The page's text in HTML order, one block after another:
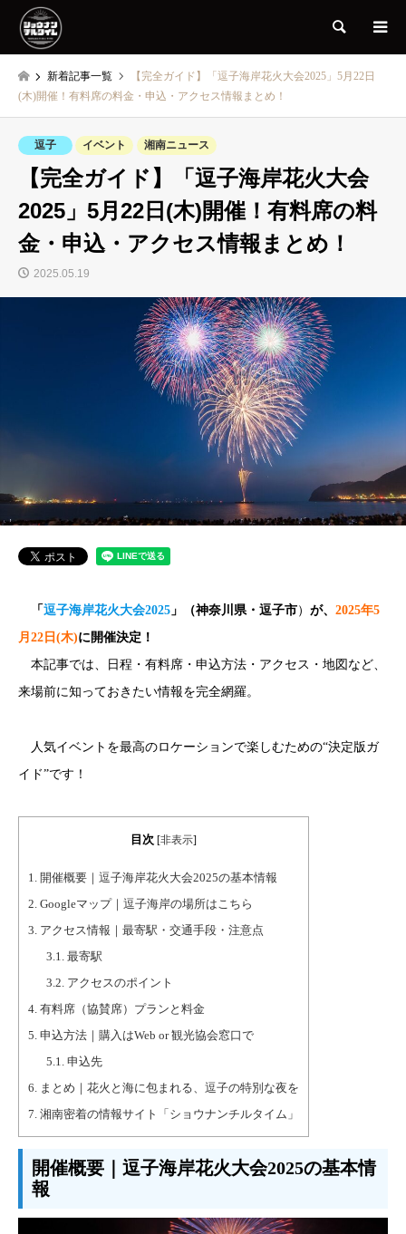
検索
新着記事一覧
【完全ガイド】「逗子海岸花火大会2025」5月22日
(木)開催！有料席の料金・申込・アクセス情報まとめ！
逗子 イベント 湘南ニュース
【完全ガイド】「逗子海岸花火大会
2025」5月22日(木)開催！有料席の料
金・申込・アクセス情報まとめ！
2025.05.19
「 逗子海岸花火大会2025 」（神奈川県・逗子市） が、 2025年5
月22日(木)に開催決定！
本記事では、日程・有料席・申込方法・アクセス・地図など、
来場前に知っておきたい情報を完全網羅。
人気イベントを最高のロケーションで楽しむための“決定版ガ
イド”です！
目次 [非表示]
1. 開催概要｜逗子海岸花火大会2025の基本情報
2. Googleマップ｜逗子海岸の場所はこちら
3. アクセス情報｜最寄駅・交通手段・注意点
3.1.最寄駅
3.2.アクセスのポイント
4. 有料席（協賛席）プランと料金
5. 申込方法｜購入はWeb or 観光協会窓口で
5.1.申込先
6. まとめ｜花火と海に包まれる、逗子の特別な夜を
7. 湘南密着の情報サイト「ショウナンチルタイム」
開催概要｜逗子海岸花火大会2025の基本情
報